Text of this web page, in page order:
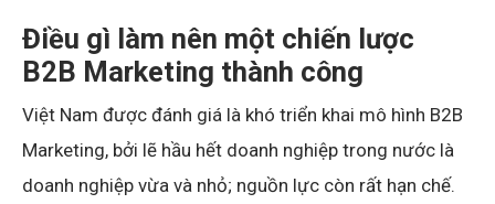
Điều gì làm nên một chiến lược
B2B Marketing thành công
Việt Nam được đánh giá là khó triển khai mô hình B2B
Marketing, bởi lẽ hầu hết doanh nghiệp trong nước là
doanh nghiệp vừa và nhỏ; nguồn lực còn rất hạn chế.